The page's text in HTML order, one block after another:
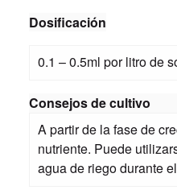
Dosificación
0.1 – 0.5ml por litro de
Consejos de cultivo
A partir de la fase de
nutriente. Puede
agua de riego durante